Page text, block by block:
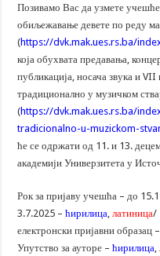
Позивамо Вас да узмете
обиљежавање девете по реду
(https://dvk.mak.ues.rs.ba/
која обухвата предавања,
публикација, носача звука и
традиционално у музичком
(https://dvk.mak.ues.rs.ba/
tradicionalno-u-muzickom-
ће се одржати од 11. и 13.
академији Универзитета у
Рок за пријаву учешћа – до
3.7.2025 –ћирилица латиница/
електронски пријавни образац
Упутство за ауторе –ћирилица